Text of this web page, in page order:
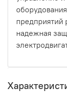
предприятий
надежная